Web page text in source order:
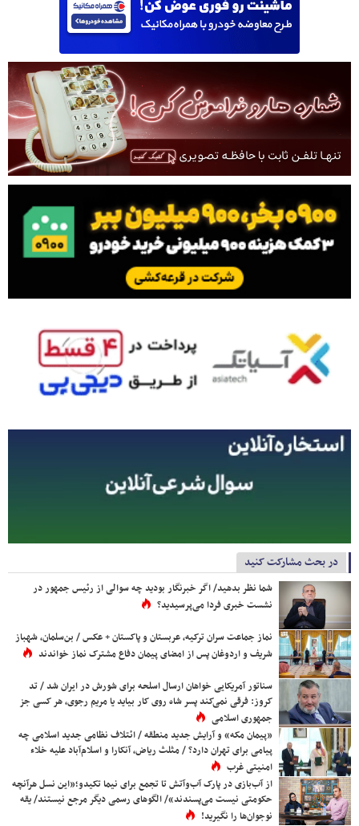
در بحث مشارکت کنید
شما نظر بدهید/ اگر خبرنگار بودید چه سوالی از رئیس جمهور در
نشست خبری فردا می‌پرسیدید؟
نماز جماعت سران ترکیه، عربستان و پاکستان + عکس / بن‌سلمان، شهباز
شریف و اردوغان پس از امضای پیمان دفاع مشترک نماز خواندند
سناتور آمریکایی خواهان ارسال اسلحه برای شورش در ایران شد / تد
کروز: فرقی نمی‌کند پسر شاه روی کار بیاید یا مریم رجوی، هر کسی جز
جمهوری اسلامی
«پیمان مکه» و آرایش جدید منطقه / ائتلاف نظامی جدید اسلامی چه
پیامی برای تهران دارد؟ / مثلث ریاض، آنکارا و اسلام‌آباد علیه خلاء
امنیتی غرب
از آب‌بازی در پارک آب‌وآتش تا تجمع برای نیما تکیدو؛«این نسل هرآنچه
حکومتی نیست می‌پسندند»/ الگوهای رسمی دیگر مرجع نیستند/ یقه
نوجوان‌ها را نگیرید!